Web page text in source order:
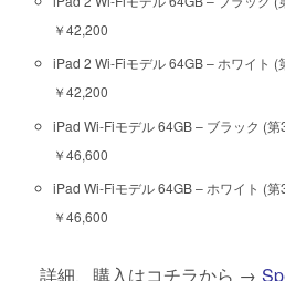
￥42,200
iPad 2 Wi-Fiモデル 64GB – ホワイト
￥42,200
iPad Wi-Fiモデル 64GB – ブラック (
￥46,600
iPad Wi-Fiモデル 64GB – ホワイト (
￥46,600
詳細、購入はコチラから →